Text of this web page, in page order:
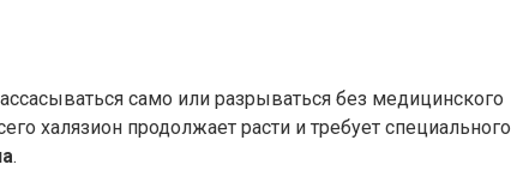
само или разрываться без медицинского
халязион продолжает расти и требует специального
.